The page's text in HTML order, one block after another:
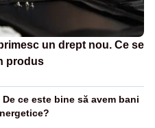
un drept nou. Ce se
produs
ce este bine să avem bani